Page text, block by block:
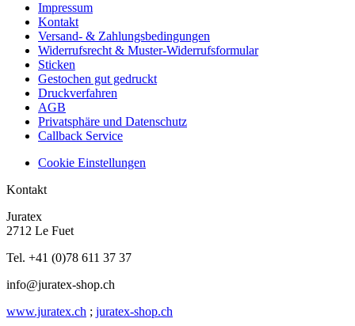
Impressum
Kontakt
Versand- & Zahlungsbedingungen
Widerrufsrecht & Muster-Widerrufsformular
Sticken
Gestochen gut gedruckt
Druckverfahren
AGB
Privatsphäre und Datenschutz
Callback Service
Cookie Einstellungen
Kontakt
Juratex
2712 Le Fuet
Tel. +41 (0)78 611 37 37
info@juratex-shop.ch
www.juratex.ch ; juratex-shop.ch